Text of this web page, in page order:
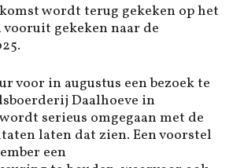
wordt terug gekeken op het
vooruit gekeken naar de
voor in augustus een bezoek te
Daalhoeve in
serieus omgegaan met de
laten dat zien. Een voorstel
een